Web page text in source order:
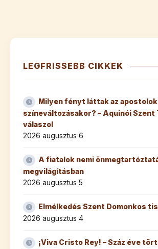
LEGFRISSEBB CIKKEK
Milyen fényt láttak az
színeváltozásakor? – Aquinói Szent
válaszol
2026 augusztus 6
A fiatalok nemi
megvilágításban
2026 augusztus 5
Elmélkedés Szent Domonkos
2026 augusztus 4
¡Viva Cristo Rey! – Száz éve